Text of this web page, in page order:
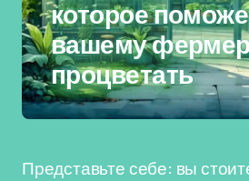
которое
вашему
процветать
Представьте себе: вы